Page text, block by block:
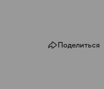
Поделиться